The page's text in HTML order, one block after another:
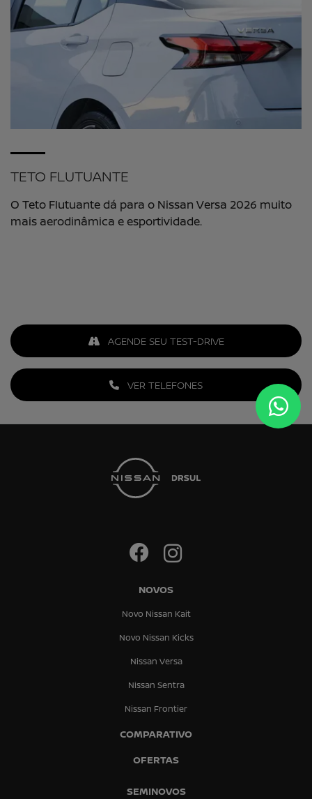
TETO FLUTUANTE
O Teto Flutuante dá para o Nissan Versa 2026 muito
mais aerodinâmica e esportividade.
VER TELEFONES
AGENDE SEU TEST-DRIVE
NOVOS
Novo Nissan Kait
Novo Nissan Kicks
Nissan Versa
Nissan Sentra
Nissan Frontier
COMPARATIVO
OFERTAS
SEMINOVOS